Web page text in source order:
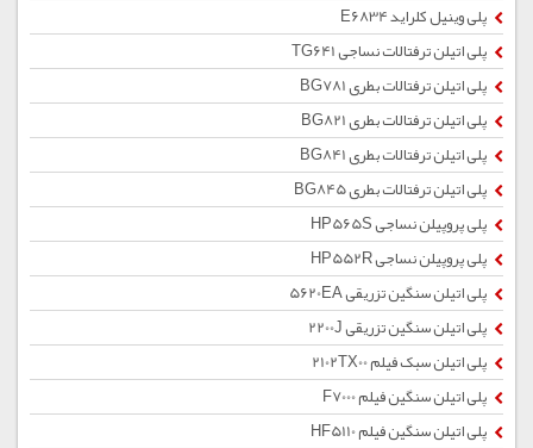
پلی وینیل کلراید E6834
پلی اتیلن ترفتالات نساجی TG641
پلی اتیلن ترفتالات بطری BG781
پلی اتیلن ترفتالات بطری BG821
پلی اتیلن ترفتالات بطری BG841
پلی اتیلن ترفتالات بطری BG845
پلی پروپیلن نساجی HP565S
پلی پروپیلن نساجی HP552R
پلی اتیلن سنگین تزریقی 5620EA
پلی اتیلن سنگین تزریقی 2200J
پلی اتیلن سبک فیلم 2102TX00
پلی اتیلن سنگین فیلم F7000
پلی اتیلن سنگین فیلم HF5110